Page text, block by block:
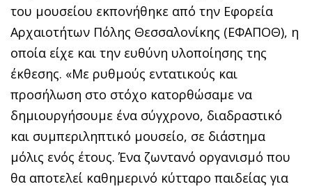
του μουσείου εκπονήθηκε από την Εφορεία
Αρχαιοτήτων Πόλης Θεσσαλονίκης (ΕΦΑΠΟΘ), η
οποία είχε και την ευθύνη υλοποίησης της
έκθεσης. «Με ρυθμούς εντατικούς και
προσήλωση στο στόχο κατορθώσαμε να
δημιουργήσουμε ένα σύγχρονο, διαδραστικό
και συμπεριληπτικό μουσείο, σε διάστημα
μόλις ενός έτους. Ένα ζωντανό οργανισμό που
θα αποτελεί καθημερινό κύτταρο παιδείας για